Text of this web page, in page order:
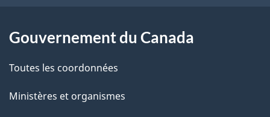
a
g
e
a
t
i
Gouvernement du Canada
Toutes les coordonnées
Ministères et organismes